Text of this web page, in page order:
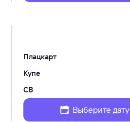
Плацкарт
Купе
СВ
Выберите дату